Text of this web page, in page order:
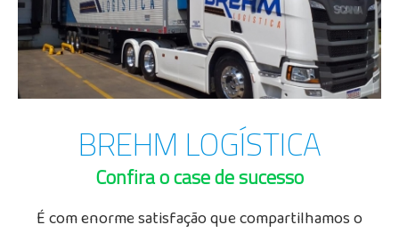
BREHM LOGÍSTICA
Confira o case de sucesso
É com enorme satisfação que compartilhamos o